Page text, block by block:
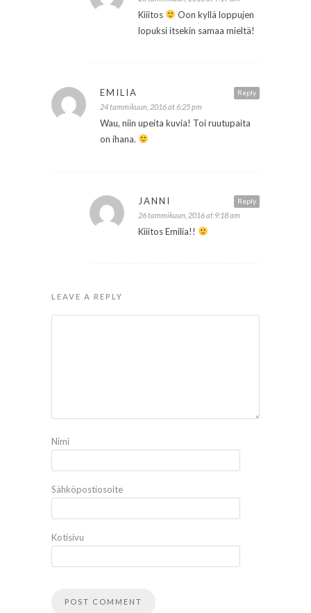
Kiiitos
Oon kyllä loppujen
lopuksi itsekin samaa mieltä!
Reply
EMILIA
24 tammikuun, 2016 at 6:25 pm
Wau, niin upeita kuvia! Toi ruutupaita
on ihana.
Reply
JANNI
26 tammikuun, 2016 at 9:18 am
Kiiitos Emilia!!
LEAVE A REPLY
Nimi
Sähköpostiosoite
Kotisivu